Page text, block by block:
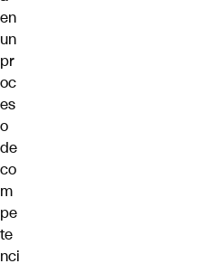
en
un
pr
oc
es
o
de
co
m
pe
te
nci